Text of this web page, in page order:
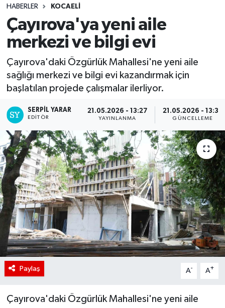
HABERLER KOCAELI
Çayırova'ya yeni aile
merkezi ve bilgi evi
Çayırova'daki Özgürlük Mahallesi'ne yeni aile
sağlığı merkezi ve bilgi evi kazandırmak için
başlatılan projede çalışmalar ilerliyor.
SERPİL YARAR
EDITÖR
21.05.2026 - 13:27
YAYINLANMA
21.05.2026 - 13:35
GÜNCELLEME
Paylaş A- A+
Çayırova'daki Özgürlük Mahallesi'ne yeni aile